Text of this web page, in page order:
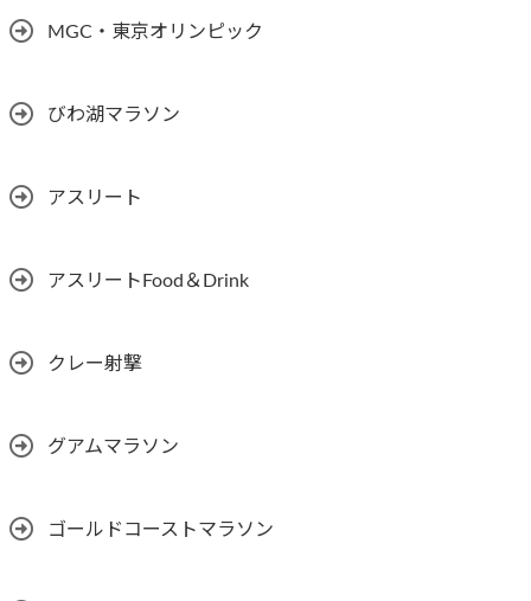
MGC・東京オリンピック
びわ湖マラソン
アスリート
アスリートFood＆Drink
クレー射撃
グアムマラソン
ゴールドコーストマラソン